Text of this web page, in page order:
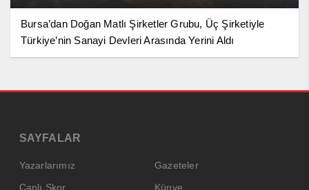
Bursa’dan Doğan Matlı Şirketler Grubu, Üç Şirketiyle
Türkiye’nin Sanayi Devleri Arasında Yerini Aldı
SAYFALAR
Yazarlarımız
Gazeteler
Canlı Skor
Künye